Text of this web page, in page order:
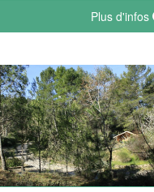
de la sainte-Baume.
Plus d'infos